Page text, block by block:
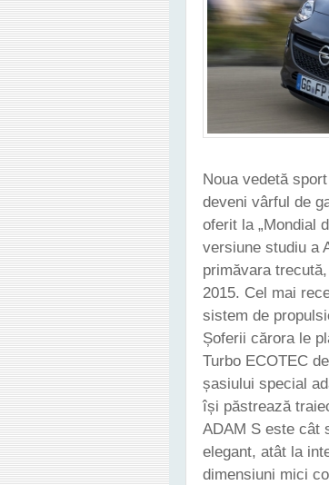
Noua vedetă
deveni vârful de
oferit la „Mondial
versiune studiu a
primăvara
2015. Cel mai
sistem de
Șoferii cărora le
Turbo ECOTEC
șasiului special
își păstrează
ADAM S este cât
elegant, atât la
dimensiuni mici